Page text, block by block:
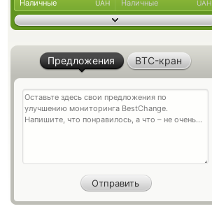
Наличные UAH Наличные UAH
Предложения BTC-кран